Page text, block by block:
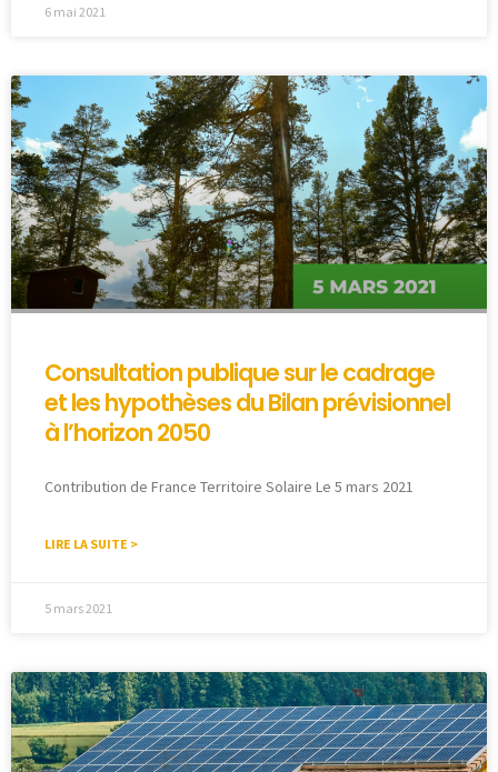
6 mai 2021
Consultation publique sur le cadrage
et les hypothèses du Bilan prévisionnel
à l’horizon 2050
Contribution de France Territoire Solaire Le 5 mars 2021
LIRE LA SUITE >
5 mars 2021